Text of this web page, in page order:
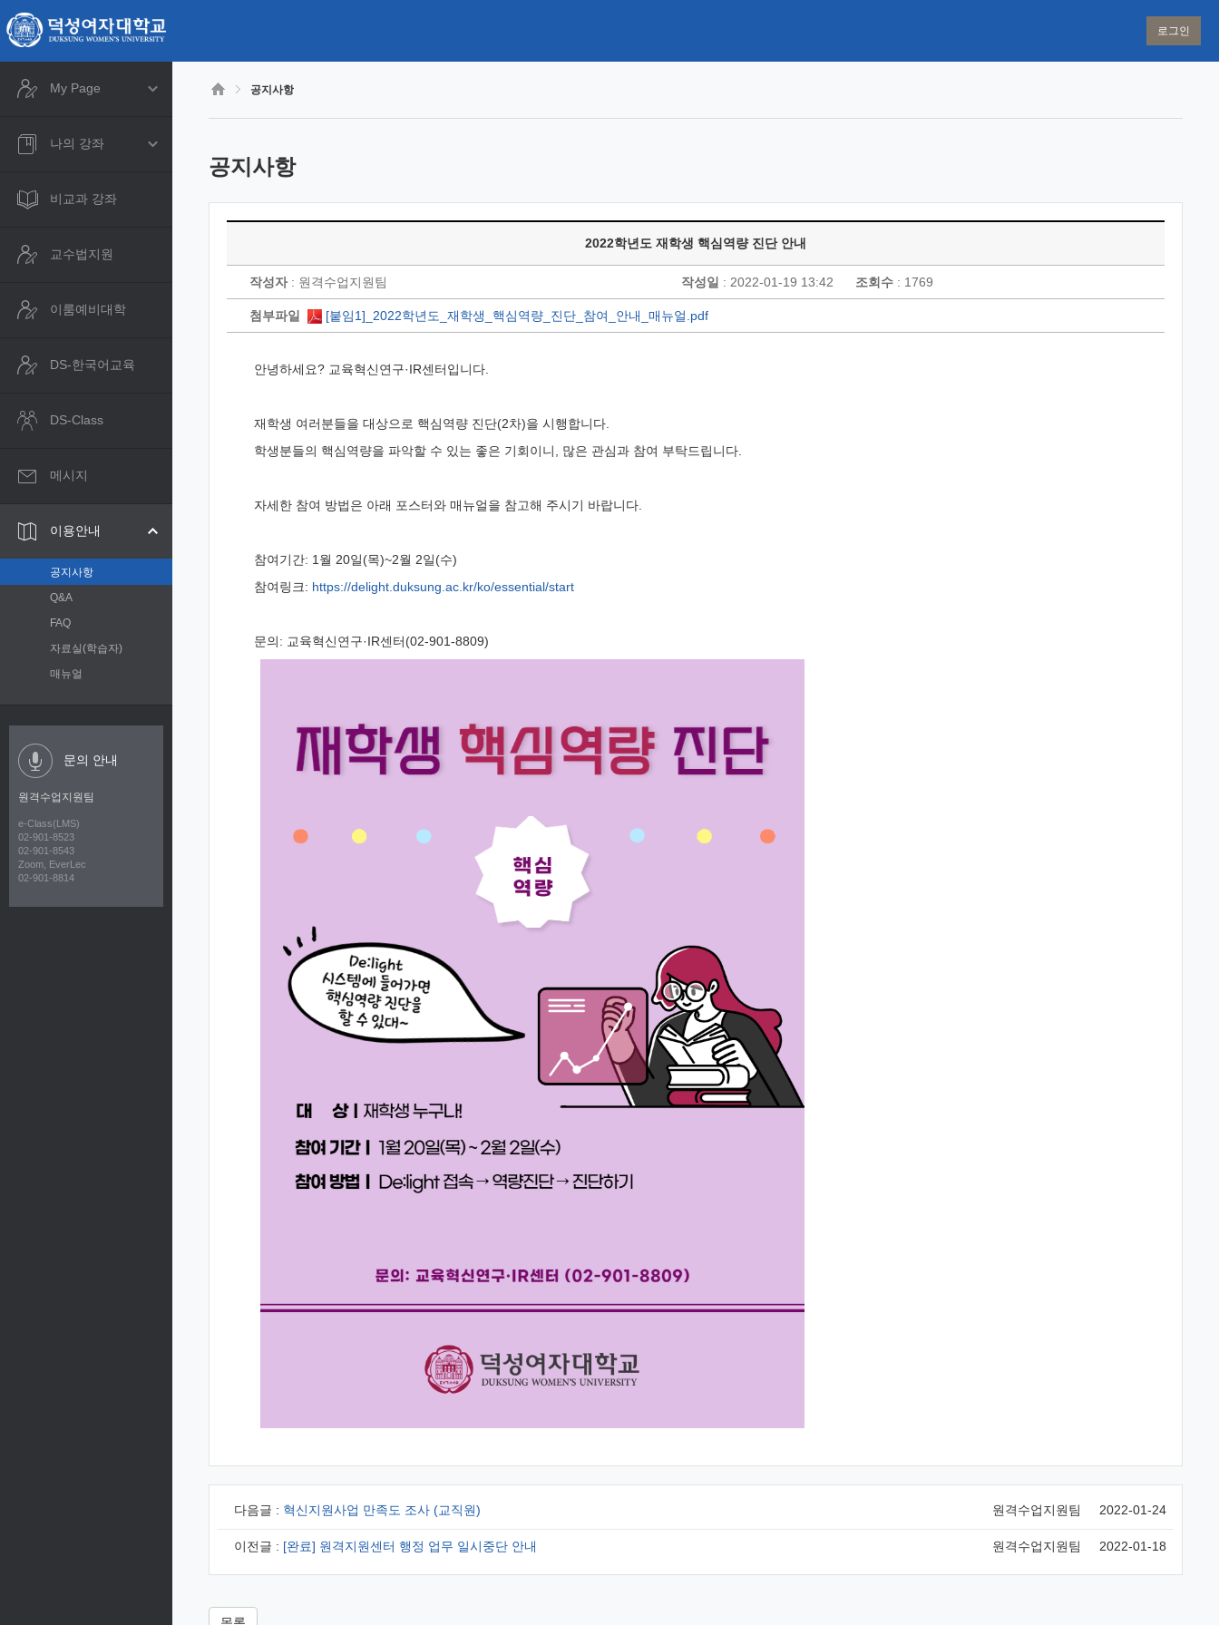
인
콘
텐
CyberCampus
로그인
My Page
나의 강좌
비교과 강좌
교수법지원
이룸예비대학
DS-한국어교육
DS-Class
메시지
이용안내
공지사항
Q&A
FAQ
자료실(학습자)
매뉴얼
문의 안내
원격수업지원팀
e-Class(LMS)
02-901-8523
02-901-8543
Zoom, EverLec
02-901-8814
공지사항
공지사항
2022학년도 재학생 핵심역량 진단 안내
작성자: 원격수업지원팀 작성일 : 2022-01-19 13:42 조회수: 1769
첨부파일 [붙임1]_2022학년도_재학생_핵심역량_진단_참여_안내_매뉴얼.pdf
안녕하세요? 교육혁신연구·IR센터입니다
재학생 여러분들을 대상으로 핵심역량 진단(2차)을 시행합니다
학생분들의 핵심역량을 파악할 수 있는 좋은 기회이니
많은 관심과 참여 부탁드립니다
자세한 참여 방법은 아래 포스터와 매뉴얼을 참고해 주시기 바랍니다
참여기간: 1 월 20일(목)~2월 2일(수)
참여링크: https://delight.duksung.ac.kr/ko/essential/start
문의: 교육혁신연구·IR센터(02-901-8809)
다음글 : 혁신지원사업 만족도 조사 (교직원) 2022-01-24
원격수업지원팀
이전글 : [완료] 원격지원센터 행정 업무 일시중단 안내 2022-01-18
원격수업지원팀